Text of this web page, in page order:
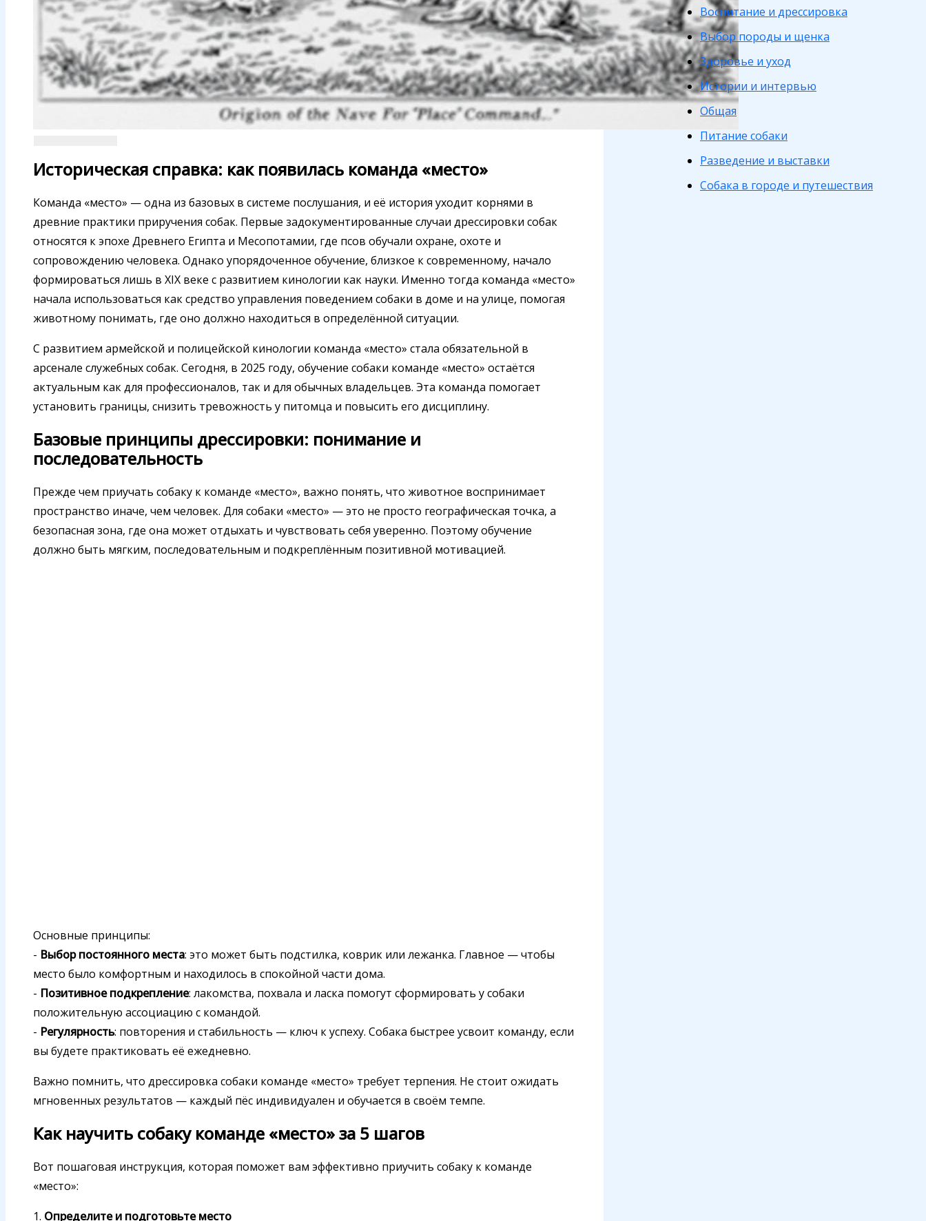
Историческая справка: как появилась команда «место»
Команда «место» — одна из базовых в системе послушания, и её история уходит корнями в
древние практики приручения собак. Первые задокументированные случаи дрессировки собак
относятся к эпохе Древнего Египта и Месопотамии, где псов обучали охране, охоте и
сопровождению человека. Однако упорядоченное обучение, близкое к современному, начало
формироваться лишь в XIX веке с развитием кинологии как науки. Именно тогда команда «место»
начала использоваться как средство управления поведением собаки в доме и на улице, помогая
животному понимать, где оно должно находиться в определённой ситуации.
С развитием армейской и полицейской кинологии команда «место» стала обязательной в
арсенале служебных собак. Сегодня, в 2025 году, обучение собаки команде «место» остаётся
актуальным как для профессионалов, так и для обычных владельцев. Эта команда помогает
установить границы, снизить тревожность у питомца и повысить его дисциплину.
Базовые принципы дрессировки: понимание и
последовательность
Прежде чем приучать собаку к команде «место», важно понять, что животное воспринимает
пространство иначе, чем человек. Для собаки «место» — это не просто географическая точка, а
безопасная зона, где она может отдыхать и чувствовать себя уверенно. Поэтому обучение
должно быть мягким, последовательным и подкреплённым позитивной мотивацией.
Основные принципы:
- Выбор постоянного места: это может быть подстилка, коврик или лежанка. Главное — чтобы
место было комфортным и находилось в спокойной части дома.
- Позитивное подкрепление: лакомства, похвала и ласка помогут сформировать у собаки
положительную ассоциацию с командой.
- Регулярность: повторения и стабильность — ключ к успеху. Собака быстрее усвоит команду, если
вы будете практиковать её ежедневно.
Важно помнить, что дрессировка собаки команде «место» требует терпения. Не стоит ожидать
мгновенных результатов — каждый пёс индивидуален и обучается в своём темпе.
Как научить собаку команде «место» за 5 шагов
Вот пошаговая инструкция, которая поможет вам эффективно приучить собаку к команде
«место»:
1. Определите и подготовьте место
Воспитание и дрессировка
Выбор породы и щенка
Здоровье и уход
Истории и интервью
Общая
Питание собаки
Разведение и выставки
Собака в городе и путешествия